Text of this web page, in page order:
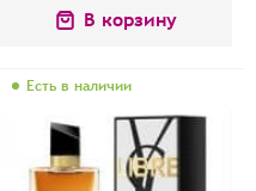
В корзину
Есть в наличии